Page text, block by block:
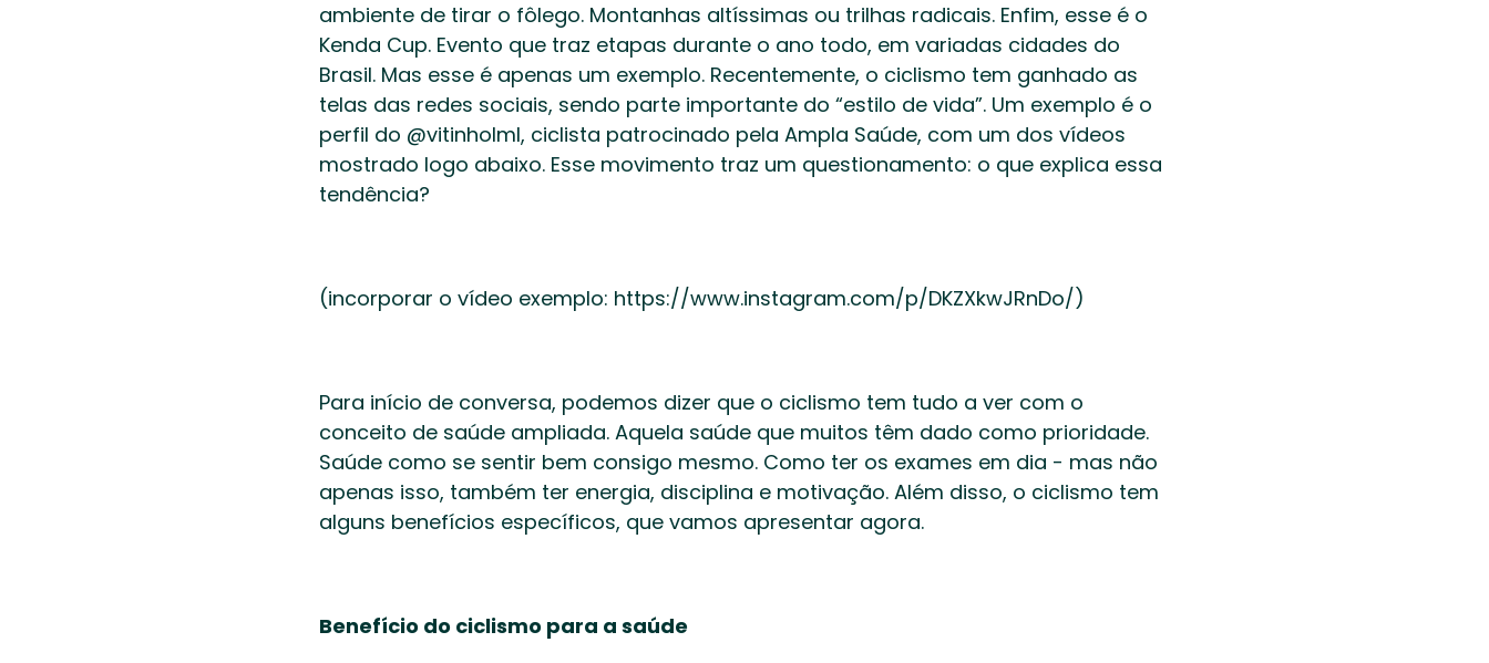
ambiente de tirar o fôlego. Montanhas altíssimas ou trilhas radicais. Enfim, esse é o
Kenda Cup. Evento que traz etapas durante o ano todo, em variadas cidades do
Brasil. Mas esse é apenas um exemplo. Recentemente, o ciclismo tem ganhado as
telas das redes sociais, sendo parte importante do “estilo de vida”. Um exemplo é o
perfil do @vitinholml, ciclista patrocinado pela Ampla Saúde, com um dos vídeos
mostrado logo abaixo. Esse movimento traz um questionamento: o que explica essa
tendência?
(incorporar o vídeo exemplo: https://www.instagram.com/p/DKZXkwJRnDo/)
Para início de conversa, podemos dizer que o ciclismo tem tudo a ver com o
conceito de saúde ampliada. Aquela saúde que muitos têm dado como prioridade.
Saúde como se sentir bem consigo mesmo. Como ter os exames em dia - mas não
apenas isso, também ter energia, disciplina e motivação. Além disso, o ciclismo tem
alguns benefícios específicos, que vamos apresentar agora.
Benefício do ciclismo para a saúde